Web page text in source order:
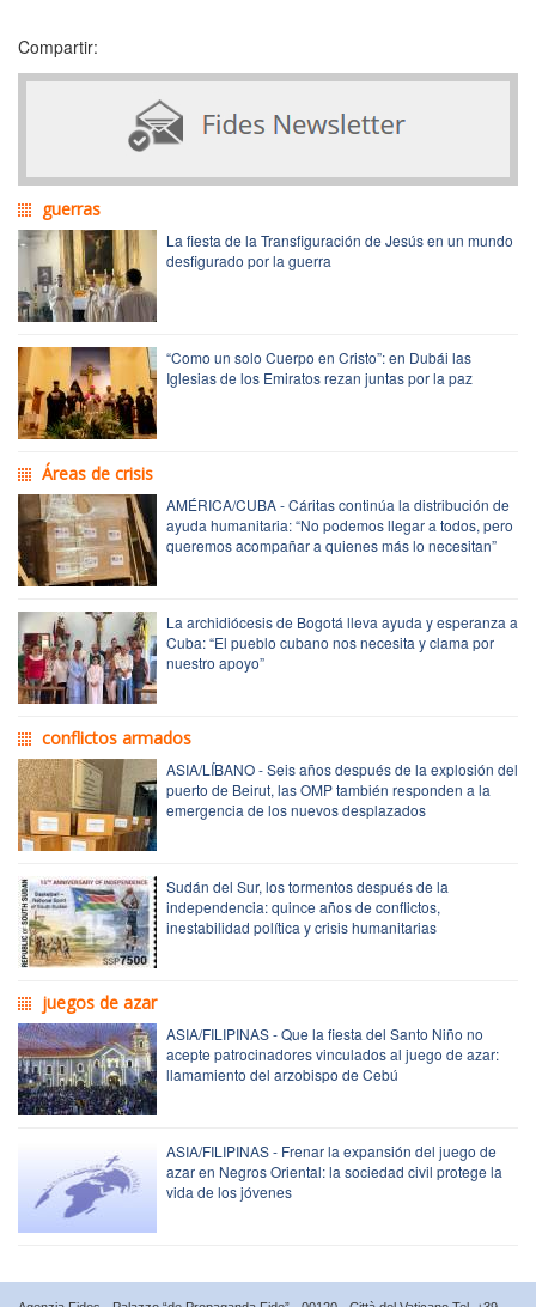
Compartir:
guerras
La fiesta de la Transfiguración de Jesús en un mundo
desfigurado por la guerra
“Como un solo Cuerpo en Cristo”: en Dubái las
Iglesias de los Emiratos rezan juntas por la paz
Áreas de crisis
AMÉRICA/CUBA - Cáritas continúa la distribución de
ayuda humanitaria: “No podemos llegar a todos, pero
queremos acompañar a quienes más lo necesitan”
La archidiócesis de Bogotá lleva ayuda y esperanza a
Cuba: “El pueblo cubano nos necesita y clama por
nuestro apoyo”
conflictos armados
ASIA/LÍBANO - Seis años después de la explosión del
puerto de Beirut, las OMP también responden a la
emergencia de los nuevos desplazados
Sudán del Sur, los tormentos después de la
independencia: quince años de conflictos,
inestabilidad política y crisis humanitarias
juegos de azar
ASIA/FILIPINAS - Que la fiesta del Santo Niño no
acepte patrocinadores vinculados al juego de azar:
llamamiento del arzobispo de Cebú
ASIA/FILIPINAS - Frenar la expansión del juego de
azar en Negros Oriental: la sociedad civil protege la
vida de los jóvenes